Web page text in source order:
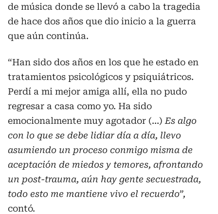
de música donde se llevó a cabo la tragedia
de hace dos años que dio inicio a la guerra
que aún continúa.
“Han sido dos años en los que he estado en
tratamientos psicológicos y psiquiátricos.
Perdí a mi mejor amiga allí, ella no pudo
regresar a casa como yo. Ha sido
emocionalmente muy agotador (…) Es algo
con lo que se debe lidiar día a día, llevo
asumiendo un proceso conmigo misma de
aceptación de miedos y temores, afrontando
un post-trauma, aún hay gente secuestrada,
todo esto me mantiene vivo el recuerdo”,
contó.